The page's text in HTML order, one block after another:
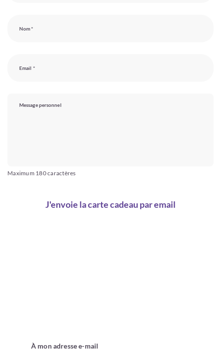
Nom *
Email *
Message personnel
Maximum 180 caractères
J'envoie la carte cadeau par email
À mon adresse e-mail